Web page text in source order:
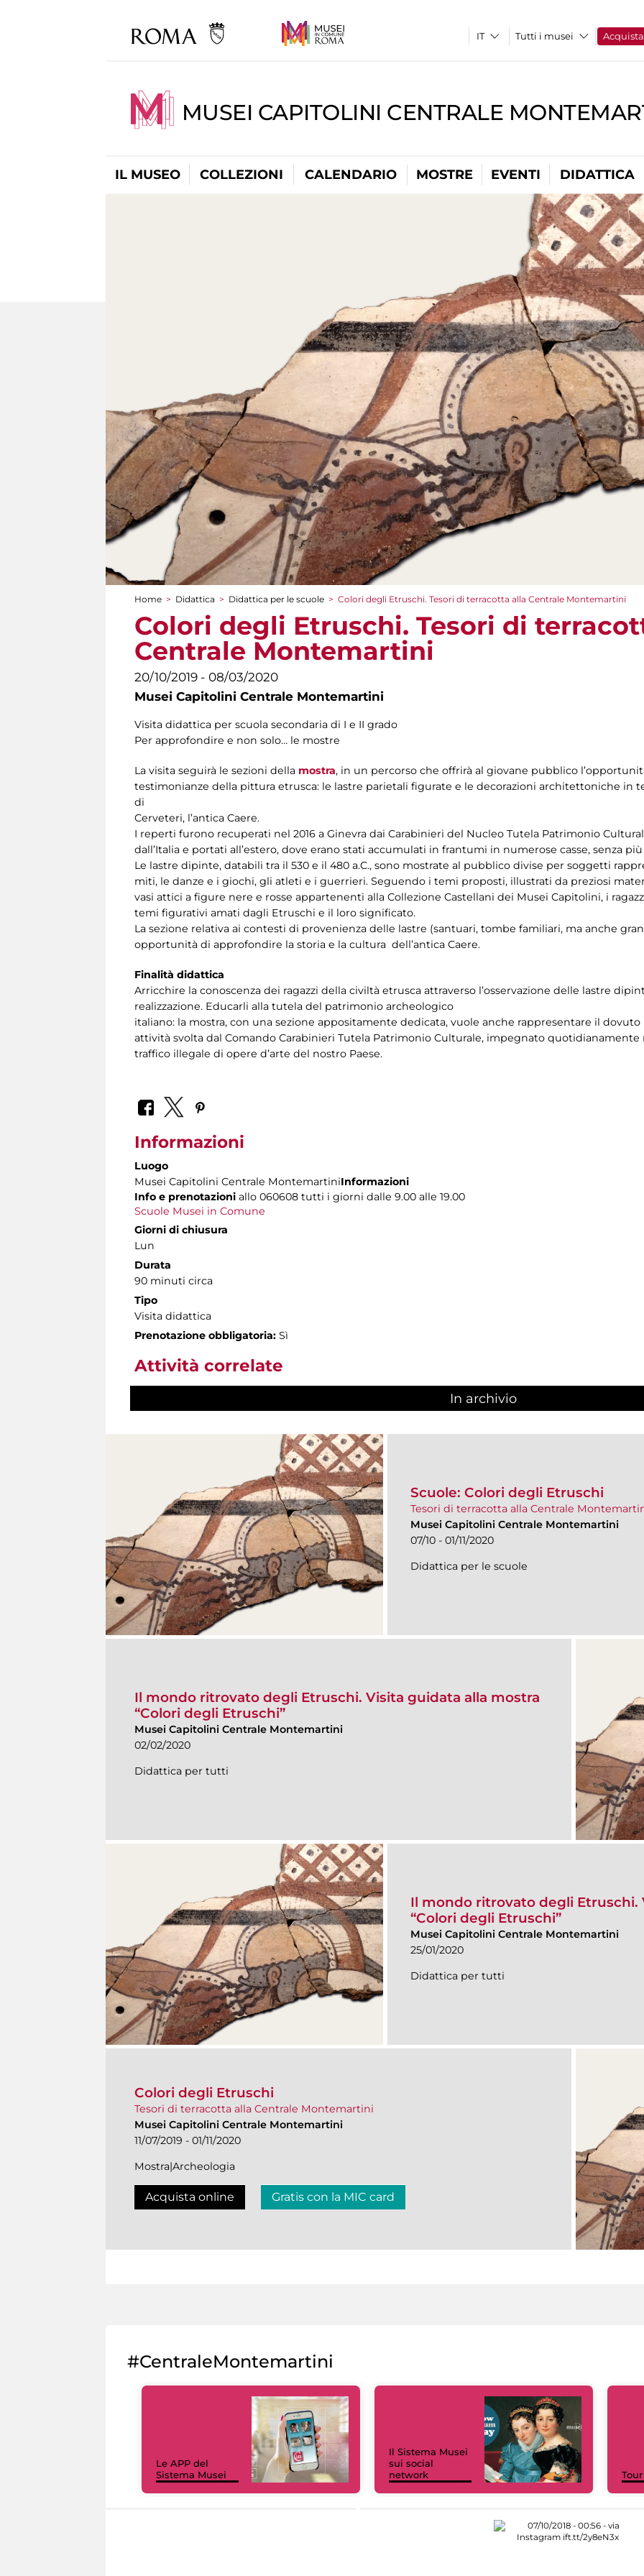
Tutti i musei Acquista
MUSEI CAPITOLINI CENTRALE
IL MUSEO COLLEZIONI CALENDARIO MOSTRE EVENTI DIDATTICA
Tu sei qui
Home > Didattica > Didattica per le scuole > Colori degli Etruschi. Tesori di terracotta alla Centrale Montemartini
Colori degli Etruschi. Tesori di
Centrale Montemartini
20/10/2019 - 08/03/2020
Musei Capitolini Centrale Montemartini
Visita didattica per scuola secondaria di I e II grado
Per approfondire e non solo… le mostre
La visita seguirà le sezioni della mostra, in un percorso che offrirà al giovane pubblico
testimonianze della pittura etrusca: le lastre parietali figurate e le decorazioni architettoniche in
di
Cerveteri, l’antica Caere.
I reperti furono recuperati nel 2016 a Ginevra dai Carabinieri del Nucleo Tutela Patrimonio
dall’Italia e portati all’estero, dove erano stati accumulati in frantumi in numerose casse, senza
Le lastre dipinte, databili tra il 530 e il 480 a.C., sono mostrate al pubblico divise per soggetti
miti, le danze e i giochi, gli atleti e i guerrieri. Seguendo i temi proposti, illustrati da preziosi
vasi attici a figure nere e rosse appartenenti alla Collezione Castellani dei Musei Capitolini, i
temi figurativi amati dagli Etruschi e il loro significato.
La sezione relativa ai contesti di provenienza delle lastre (santuari, tombe familiari, ma anche
opportunità di approfondire la storia e la cultura dell’antica Caere.
Finalità didattica
Arricchire la conoscenza dei ragazzi della civiltà etrusca attraverso l’osservazione delle lastre
realizzazione. Educarli alla tutela del patrimonio archeologico
italiano: la mostra, con una sezione appositamente dedicata, vuole anche rappresentare il
attività svolta dal Comando Carabinieri Tutela Patrimonio Culturale, impegnato quotidianamente
traffico illegale di opere d’arte del nostro Paese.
Informazioni
Luogo
Musei Capitolini Centrale MontemartiniInformazioni
Info e prenotazioni allo 060608 tutti i giorni dalle 9.00 alle 19.00
Scuole Musei in Comune
Giorni di chiusura
Lun
Durata
90 minuti circa
Tipo
Visita didattica
Prenotazione obbligatoria: Sì
Attività correlate
In archivio
Scuole: Colori degli Etruschi
Tesori di terracotta alla Centrale
Musei Capitolini Centrale Montemartini
07/10 - 01/11/2020
Didattica per le scuole
Il mondo ritrovato degli Etruschi. Visita guidata alla mostra
“Colori degli Etruschi”
Musei Capitolini Centrale Montemartini
02/02/2020
Didattica per tutti
Il mondo ritrovato degli Etruschi.
“Colori degli Etruschi”
Musei Capitolini Centrale Montemartini
25/01/2020
Didattica per tutti
Colori degli Etruschi
Tesori di terracotta alla Centrale Montemartini
Musei Capitolini Centrale Montemartini
11/07/2019 - 01/11/2020
Mostra|Archeologia
Acquista online Gratis con la MIC card
#CentraleMontemartini
Le APP del
Sistema Musei
Il Sistema Musei
sui social
network